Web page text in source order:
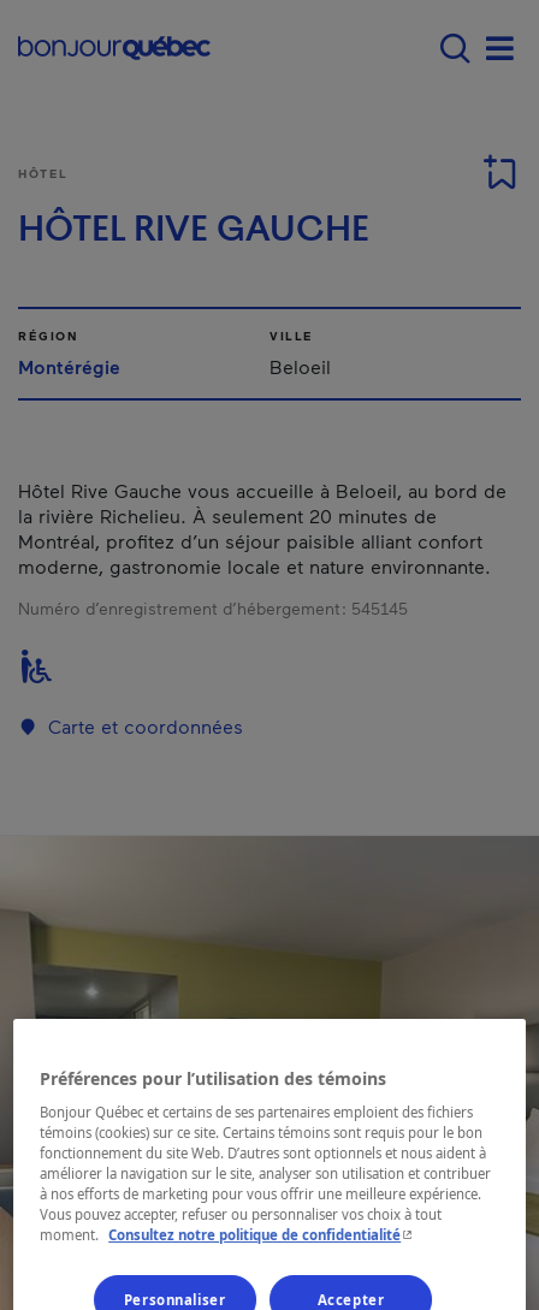
Main navigation -
HÔTEL
HÔTEL RIVE GAUCHE
RÉGION
Montérégie
VILLE
Beloeil
Hôtel Rive Gauche vous accueille à Beloeil, au bord de
la rivière Richelieu. À seulement 20 minutes de
Montréal, profitez d’un séjour paisible alliant confort
moderne, gastronomie locale et nature environnante.
Numéro d’enregistrement d’hébergement : 545145
Carte et coordonnées
Préférences pour l’utilisation des témoins
Bonjour Québec et certains de ses partenaires emploient des fichiers
témoins (cookies) sur ce site. Certains témoins sont requis pour le bon
fonctionnement du site Web. D’autres sont optionnels et nous aident à
améliorer la navigation sur le site, analyser son utilisation et contribuer
à nos efforts de marketing pour vous offrir une meilleure expérience.
Vous pouvez accepter, refuser ou personnaliser vos choix à tout
moment. Consultez notre politique de confidentialité- Cet hyperlien
Personnaliser Accepter